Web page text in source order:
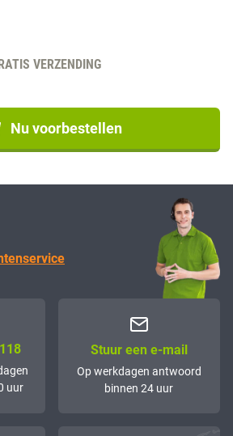
VERZENDING
Nu voorbestellen
uur
Stuur een e-mail
Op werkdagen antwoord
binnen 24 uur